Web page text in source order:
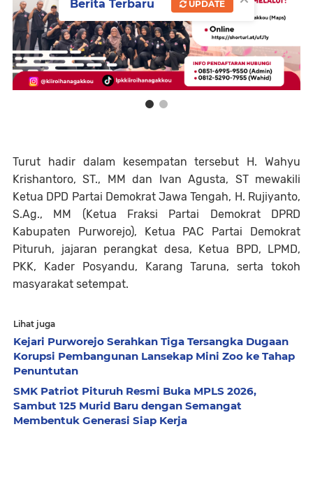
Turut hadir dalam kesempatan tersebut H. Wahyu
Krishantoro, ST., MM dan Ivan Agusta, ST mewakili
Ketua DPD Partai Demokrat Jawa Tengah, H. Rujiyanto,
S.Ag., MM (Ketua Fraksi Partai Demokrat DPRD
Kabupaten Purworejo), Ketua PAC Partai Demokrat
Pituruh, jajaran perangkat desa, Ketua BPD, LPMD,
PKK, Kader Posyandu, Karang Taruna, serta tokoh
masyarakat setempat.
Lihat juga
Kejari Purworejo Serahkan Tiga Tersangka Dugaan
Korupsi Pembangunan Lansekap Mini Zoo ke Tahap
Penuntutan
SMK Patriot Pituruh Resmi Buka MPLS 2026,
Sambut 125 Murid Baru dengan Semangat
Membentuk Generasi Siap Kerja
Berita Terbaru UPDATE